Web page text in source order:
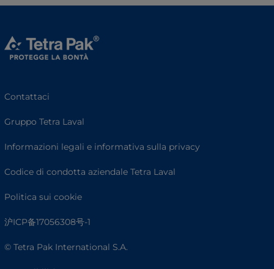
Contattaci
Gruppo Tetra Laval
Informazioni legali e informativa sulla privacy
Codice di condotta aziendale Tetra Laval
Politica sui cookie
沪ICP备17056308号-1
© Tetra Pak International S.A.